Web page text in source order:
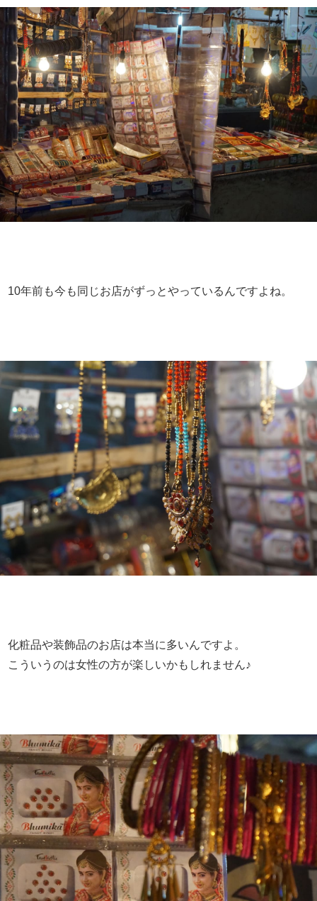
10年前も今も同じお店がずっとやっているんですよね。
化粧品や装飾品のお店は本当に多いんですよ。
こういうのは女性の方が楽しいかもしれません♪